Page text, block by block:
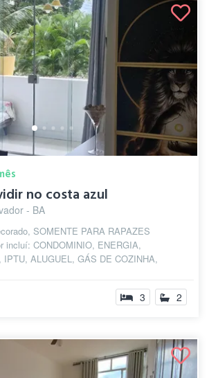
no costa azul
- BA
SOMENTE PARA RAPAZES
incluí: CONDOMINIO, ENERGIA,
ALUGUEL, GÁS DE COZINHA,
3 2